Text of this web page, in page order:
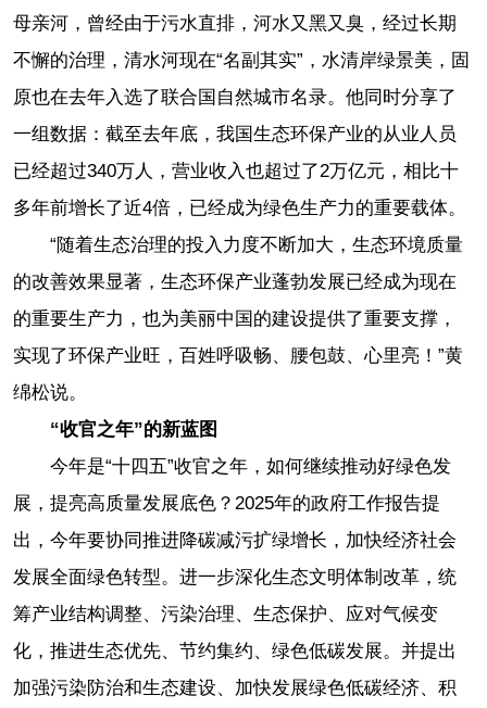
母亲河，曾经由于污水直排，河水又黑又臭，经过长期
不懈的治理，清水河现在“名副其实”，水清岸绿景美，固
原也在去年入选了联合国自然城市名录。他同时分享了
一组数据：截至去年底，我国生态环保产业的从业人员
已经超过340万人，营业收入也超过了2万亿元，相比十
多年前增长了近4倍，已经成为绿色生产力的重要载体。
“随着生态治理的投入力度不断加大，生态环境质量
的改善效果显著，生态环保产业蓬勃发展已经成为现在
的重要生产力，也为美丽中国的建设提供了重要支撑，
实现了环保产业旺，百姓呼吸畅、腰包鼓、心里亮！”黄
绵松说。
“收官之年”的新蓝图
今年是“十四五”收官之年，如何继续推动好绿色发
展，提亮高质量发展底色？2025年的政府工作报告提
出，今年要协同推进降碳减污扩绿增长，加快经济社会
发展全面绿色转型。进一步深化生态文明体制改革，统
筹产业结构调整、污染治理、生态保护、应对气候变
化，推进生态优先、节约集约、绿色低碳发展。并提出
加强污染防治和生态建设、加快发展绿色低碳经济、积